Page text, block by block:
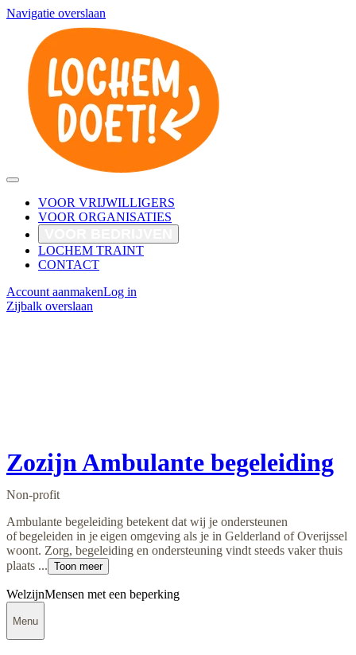
Navigatie overslaan
VOOR VRIJWILLIGERS
VOOR ORGANISATIES
LOCHEM TRAINT
CONTACT
Account aanmakenLog in
Zijbalk overslaan
Zozijn Ambulante begeleiding
Non-profit
Ambulante begeleiding betekent dat wij je ondersteunen
of begeleiden in je eigen omgeving als je in Gelderland of Overijssel
woont. Zorg, begeleiding en ondersteuning vindt steeds vaker thuis
plaats ... Toon meer
WelzijnMensen met een beperking
Menu